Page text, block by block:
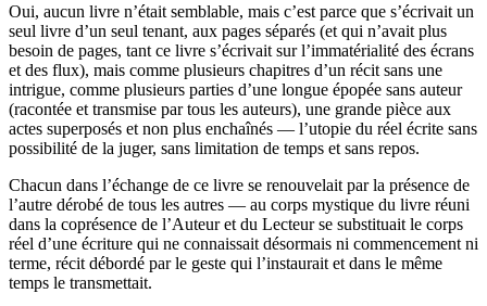
Oui, aucun livre n’était semblable, mais c’est parce que s’écrivait un
seul livre d’un seul tenant, aux pages séparés (et qui n’avait plus
besoin de pages, tant ce livre s’écrivait sur l’immatérialité des écrans
et des flux), mais comme plusieurs chapitres d’un récit sans une
intrigue, comme plusieurs parties d’une longue épopée sans auteur
(racontée et transmise par tous les auteurs), une grande pièce aux
actes superposés et non plus enchaînés — l’utopie du réel écrite sans
possibilité de la juger, sans limitation de temps et sans repos.
Chacun dans l’échange de ce livre se renouvelait par la présence de
l’autre dérobé de tous les autres — au corps mystique du livre réuni
dans la coprésence de l’Auteur et du Lecteur se substituait le corps
réel d’une écriture qui ne connaissait désormais ni commencement ni
terme, récit débordé par le geste qui l’instaurait et dans le même
temps le transmettait.